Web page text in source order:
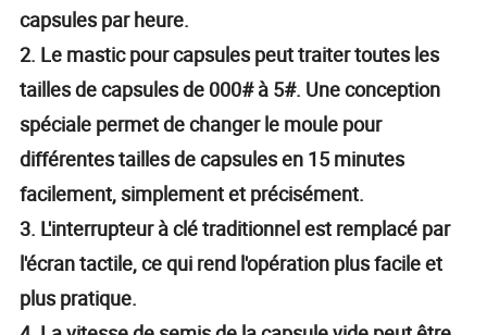
capsules par heure.
2. Le mastic pour capsules peut traiter toutes les
tailles de capsules de 000# à 5#. Une conception
spéciale permet de changer le moule pour
différentes tailles de capsules en 15 minutes
facilement, simplement et précisément.
3. L'interrupteur à clé traditionnel est remplacé par
l'écran tactile, ce qui rend l'opération plus facile et
plus pratique.